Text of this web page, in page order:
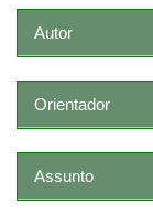
Autor
Orientador
Assunto